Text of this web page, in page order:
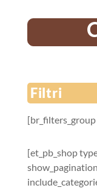
Filtri
[et_pb_shop